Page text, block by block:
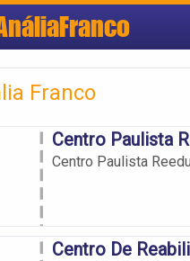
Franco
Centro Paulista
Centro Paulista
Centro De